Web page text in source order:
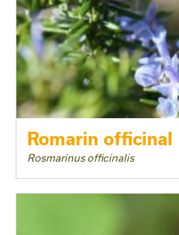
Romarin officinal
Rosmarinus officinalis